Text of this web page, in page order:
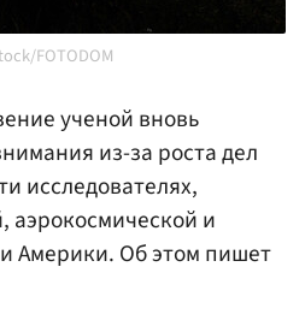
FOTODOM
ученой вновь
из-за роста дел
исследователях,
аэрокосмической и
Америки. Об этом пишет